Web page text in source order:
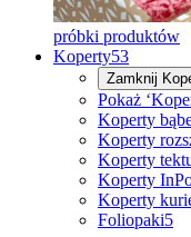
próbki produktów
Koperty53
Zamknij
Pokaż
Koperty
Koperty
Koperty
Koperty
Koperty
Foliopaki5